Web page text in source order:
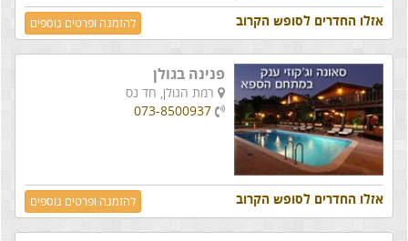
אזלו החדרים לסופש הקרוב להזמנה ופרטים נוספים
פנינה בגולן
רמת הגולן, חד נס
073-8500937
אזלו החדרים לסופש הקרוב להזמנה ופרטים נוספים